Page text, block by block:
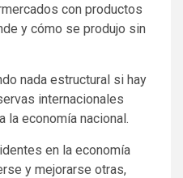
con productos
y cómo se produjo sin
nada estructural si hay
internacionales
la economía nacional.
en la economía
y mejorarse otras,